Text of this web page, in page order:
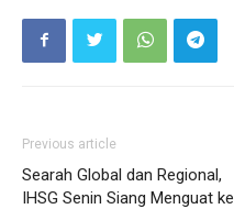
Previous article
Searah Global dan Regional,
IHSG Senin Siang Menguat ke